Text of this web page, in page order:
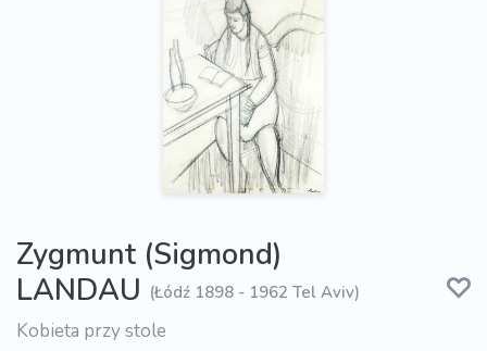
Zygmunt (Sigmond)
LANDAU (Łódź 1898 - 1962 Tel Aviv)
Kobieta przy stole